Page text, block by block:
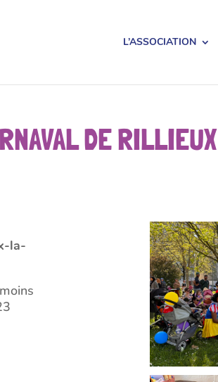
L’ASSOCIATION
DE RILLIEUX
la-